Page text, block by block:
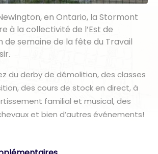
en Ontario, la Stormont
à la collectivité de l’Est de
de semaine de la fête du Travail
du derby de démolition, des classes
des cours de stock en direct, à
familial et musical, des
et bien d’autres événements!